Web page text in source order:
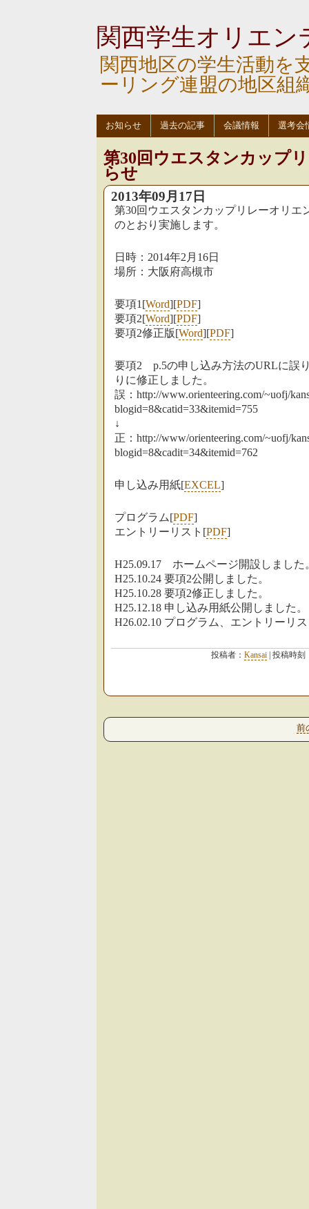
関西学生オリエン
関西地区の学生活動を
ーリング連盟の地区組
お知らせ 過去の記事 会議情報 選考会
第30回ウエスタンカップ
らせ
2013年09月17日
第30回ウエスタンカップリレーオリエ
のとおり実施します。
日時：2014年2月16日
場所：大阪府高槻市
要項1[Word][PDF]
要項2[Word][PDF]
要項2修正版[Word][PDF]
要項2 p.5の申し込み方法のURLに誤
りに修正しました。
誤：http://www.orienteering.com/~uofj/
blogid=8&catid=33&itemid=755
↓
正：http://www/orienteering.com/~uofj/
blogid=8&cadit=34&itemid=762
申し込み用紙[EXCEL]
プログラム[PDF]
エントリーリスト[PDF]
H25.09.17 ホームページ開設しました
H25.10.24 要項2公開しました。
H25.10.28 要項2修正しました。
H25.12.18 申し込み用紙公開しました。
H26.02.10 プログラム、エントリーリ
投稿者： Kansai | 投稿時刻
前